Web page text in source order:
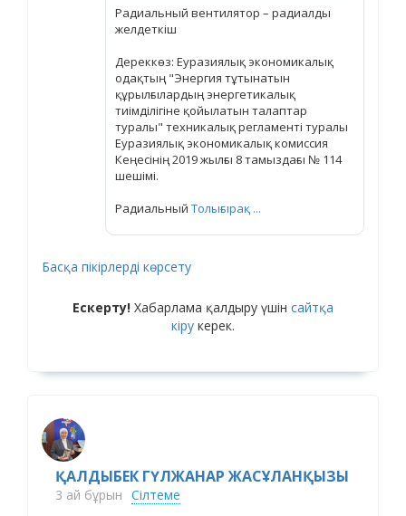
Радиальный вентилятор – радиалды
желдеткіш
Дереккөз: Еуразиялық экономикалық
одақтың "Энергия тұтынатын
құрылғылардың энергетикалық
тиімділігіне қойылатын талаптар
туралы" техникалық регламенті туралы
Еуразиялық экономикалық комиссия
Кеңесінің 2019 жылғы 8 тамыздағы № 114
шешімі.
Радиальный Толығырақ ...
Басқа пікірлерді көрсету
Ескерту! Хабарлама қалдыру үшін сайтқа
кіру керек.
ҚАЛДЫБЕК ГҮЛЖАНАР ЖАСҰЛАНҚЫЗЫ
3 ай бұрын Сілтеме